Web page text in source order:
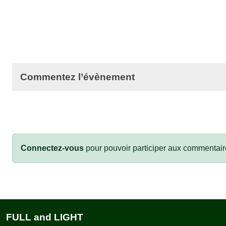
Commentez l’évènement
Connectez-vous pour pouvoir participer aux
FULL and LIGHT